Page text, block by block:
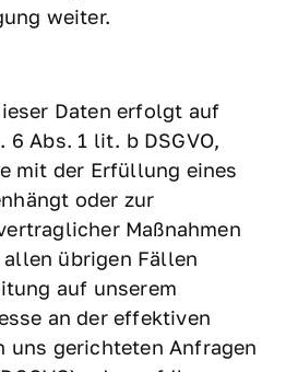
weiter.
Daten erfolgt auf
Abs. 1 lit. b DSGVO,
mit der Erfüllung eines
oder zur
Maßnahmen
übrigen Fällen
auf unserem
an der effektiven
uns gerichteten Anfragen